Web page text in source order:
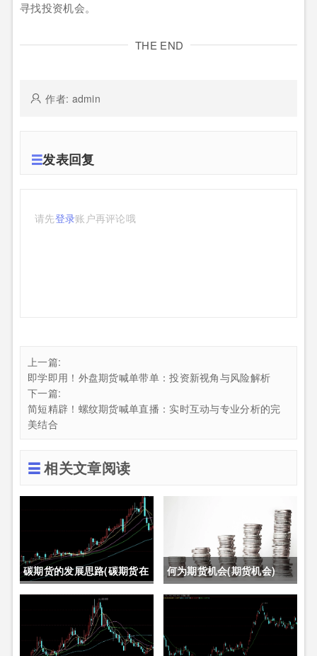
寻找投资机会。
THE END
作者: admin
发表回复
请先登录账户再评论哦
上一篇:
即学即用！外盘期货喊单带单：投资新视角与风险解析
下一篇:
简短精辟！螺纹期货喊单直播：实时互动与专业分析的完
美结合
相关文章阅读
碳期货的发展思路(碳期货在
中国的发展)
何为期货机会(期货机会)